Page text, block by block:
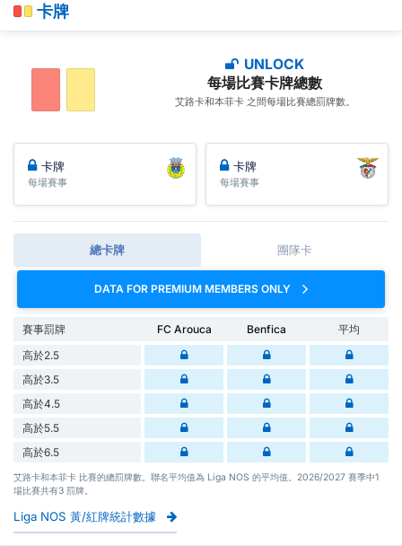
卡牌
UNLOCK
每場比賽卡牌總數
艾路卡和本菲卡 之間每場比賽總罰牌數。
卡牌
每場賽事
卡牌
每場賽事
總卡牌 團隊卡
DATA FOR PREMIUM MEMBERS ONLY
賽事罰牌 FC Arouca Benfica
平均
高於2.5
高於3.5
高於4.5
高於5.5
高於6.5
艾路卡和本菲卡 比賽的總罰牌數。聯名平均值為 Liga NOS 的平均值。2026/2027 賽季中1
場比賽共有3 罰牌。
Liga NOS 黃/紅牌統計數據